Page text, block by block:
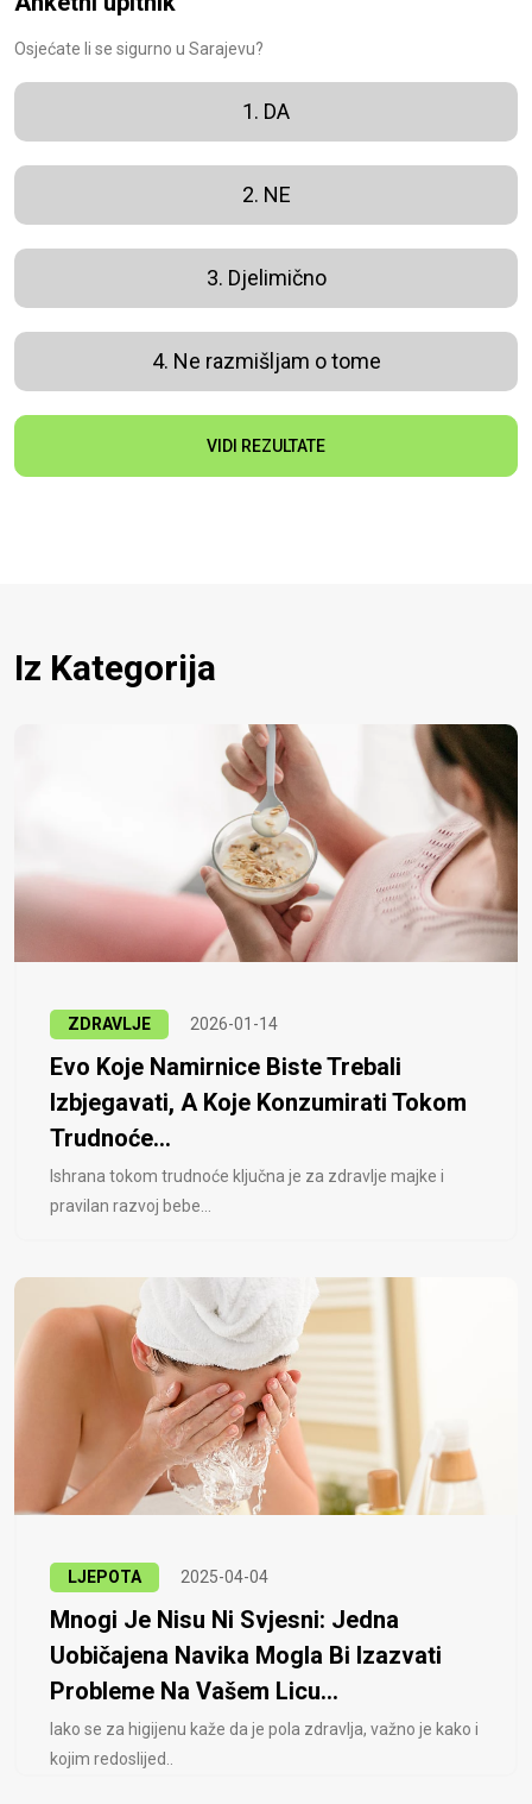
Osjećate li se sigurno u Sarajevu?
1. DA
2. NE
3. Djelimično
4. Ne razmišljam o tome
VIDI REZULTATE
Iz Kategorija
ZDRAVLJE 2026-01-14
Evo Koje Namirnice Biste Trebali
Izbjegavati, A Koje Konzumirati Tokom
Trudnoće...
Ishrana tokom trudnoće ključna je za zdravlje majke i
pravilan razvoj bebe...
LJEPOTA 2025-04-04
Mnogi Je Nisu Ni Svjesni: Jedna
Uobičajena Navika Mogla Bi Izazvati
Probleme Na Vašem Licu...
Iako se za higijenu kaže da je pola zdravlja, važno je kako i
kojim redoslijed..